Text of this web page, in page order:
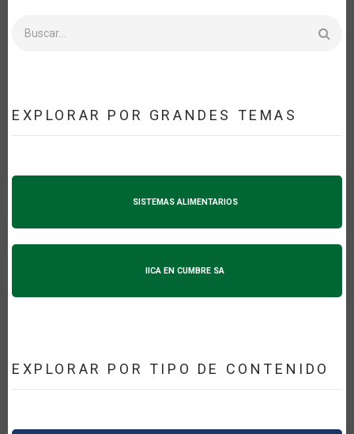
EXPLORAR POR GRANDES TEMAS
SISTEMAS ALIMENTARIOS
IICA EN CUMBRE SA
EXPLORAR POR TIPO DE CONTENIDO